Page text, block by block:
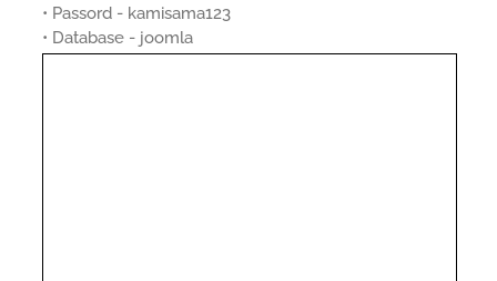
• Passord - kamisama123
• Database - joomla